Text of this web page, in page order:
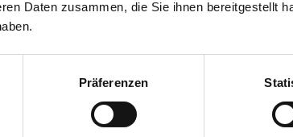
Daten zusammen, die Sie ihnen bereitgestellt
Präferenzen
großer Unternehmen verspricht eine gute
einer Blue-Chip-Aktie im Portfolio